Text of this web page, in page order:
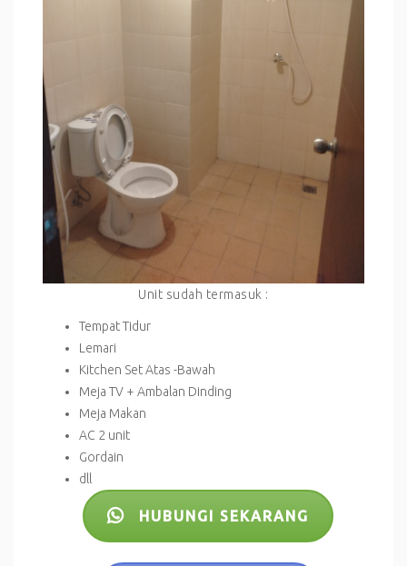
Unit sudah termasuk :
Tempat Tidur
Lemari
Kitchen Set Atas -Bawah
Meja TV + Ambalan Dinding
Meja Makan
AC 2 unit
Gordain
dll
HUBUNGI SEKARANG